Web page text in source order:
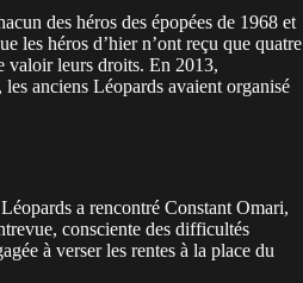
des héros des épopées de 1968 et
les héros d’hier n’ont reçu que quatre
valoir leurs droits. En 2013,
, les anciens Léopards avaient organisé
a rencontré Constant Omari,
consciente des difficultés
à verser les rentes à la place du